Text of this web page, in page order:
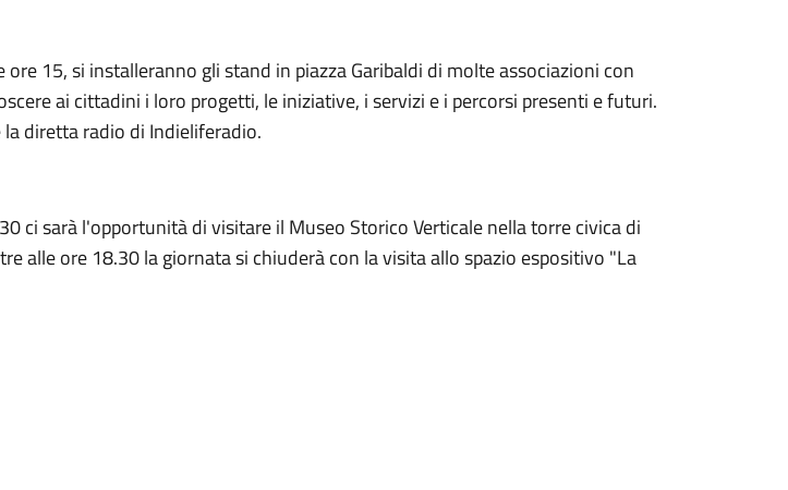
ore 15, si installeranno gli stand in piazza Garibaldi di molte associazioni con
ai cittadini i loro progetti, le iniziative, i servizi e i percorsi presenti e futuri.
la diretta radio di Indieliferadio.
ci sarà l'opportunità di visitare il Museo Storico Verticale nella torre civica di
alle ore 18.30 la giornata si chiuderà con la visita allo spazio espositivo "La